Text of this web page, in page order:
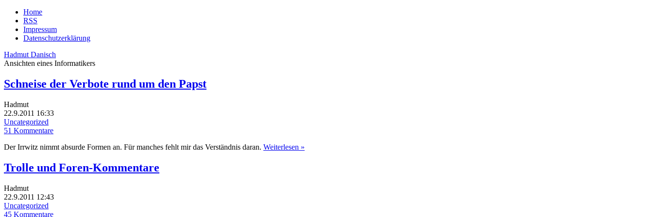
Home
RSS
Impressum
Datenschutzerklärung
Hadmut Danisch
Ansichten eines Informatikers
Schneise der Verbote rund um den Papst
Hadmut
22.9.2011 16:33
Uncategorized
51 Kommentare
Der Irrwitz nimmt absurde Formen an. Für manches fehlt mir das Verständnis daran. Weiterlesen »
Trolle und Foren-Kommentare
Hadmut
22.9.2011 12:43
Uncategorized
45 Kommentare